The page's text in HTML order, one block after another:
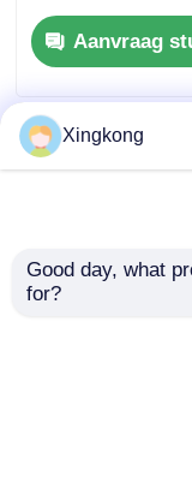
hydraulische /
industriële
toepassingen
Aanvraag
Xingkong
Good day, what
for?